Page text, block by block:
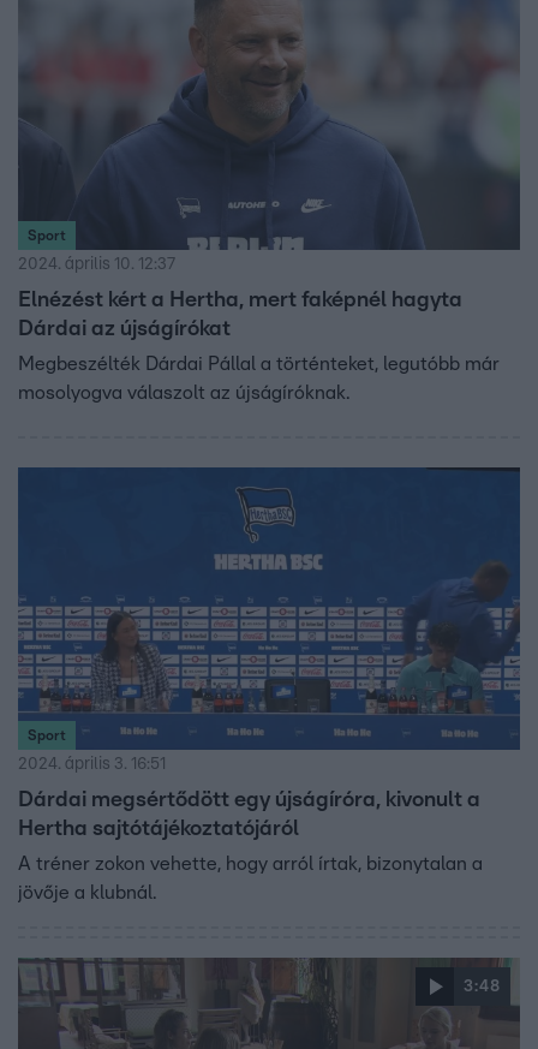
Sport
2024. április 10. 12:37
Elnézést kért a Hertha, mert faképnél hagyta
Dárdai az újságírókat
Megbeszélték Dárdai Pállal a történteket, legutóbb már
mosolyogva válaszolt az újságíróknak.
Sport
2024. április 3. 16:51
Dárdai megsértődött egy újságíróra, kivonult a
Hertha sajtótájékoztatójáról
A tréner zokon vehette, hogy arról írtak, bizonytalan a
jövője a klubnál.
3:48